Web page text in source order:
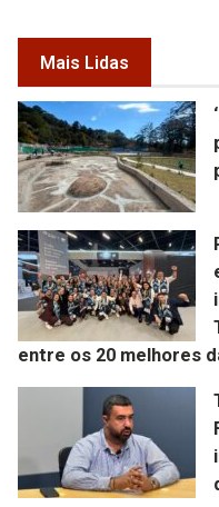
Mais Lidas
entre os 20 melhores